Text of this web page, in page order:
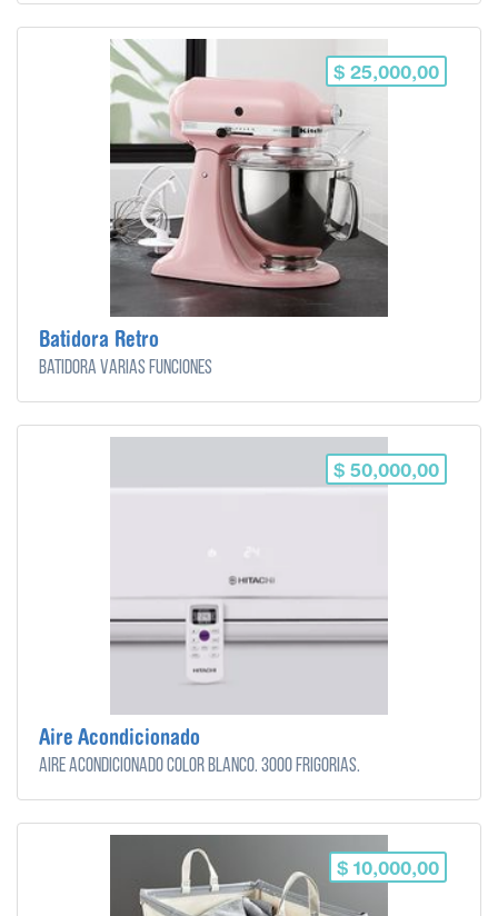
$ 25,000,00
Batidora Retro
Batidora varias funciones
$ 50,000,00
Aire Acondicionado
Aire acondicionado color blanco. 3000 frigorias.
$ 10,000,00